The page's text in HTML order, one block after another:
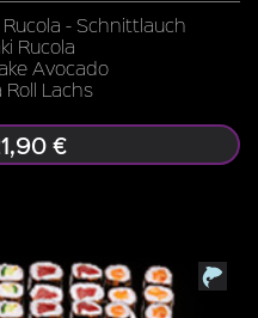
- Schnittlauch
Rucola
Avocado
Lachs
€